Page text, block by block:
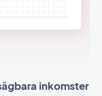
inkomster